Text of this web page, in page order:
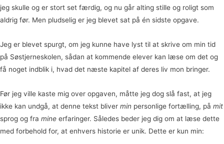
jeg skulle og er stort set færdig, og nu går alting stille og roligt som
aldrig før. Men pludselig er jeg blevet sat på én sidste opgave.
Jeg er blevet spurgt, om jeg kunne have lyst til at skrive om min tid
på Søstjerneskolen, sådan at kommende elever kan læse om det og
få noget indblik i, hvad det næste kapitel af deres liv mon bringer.
Før jeg ville kaste mig over opgaven, måtte jeg dog slå fast, at jeg
ikke kan undgå, at denne tekst bliver min personlige fortælling, på mit
sprog og fra mine erfaringer. Således beder jeg dig om at læse dette
med forbehold for, at enhvers historie er unik. Dette er kun min: